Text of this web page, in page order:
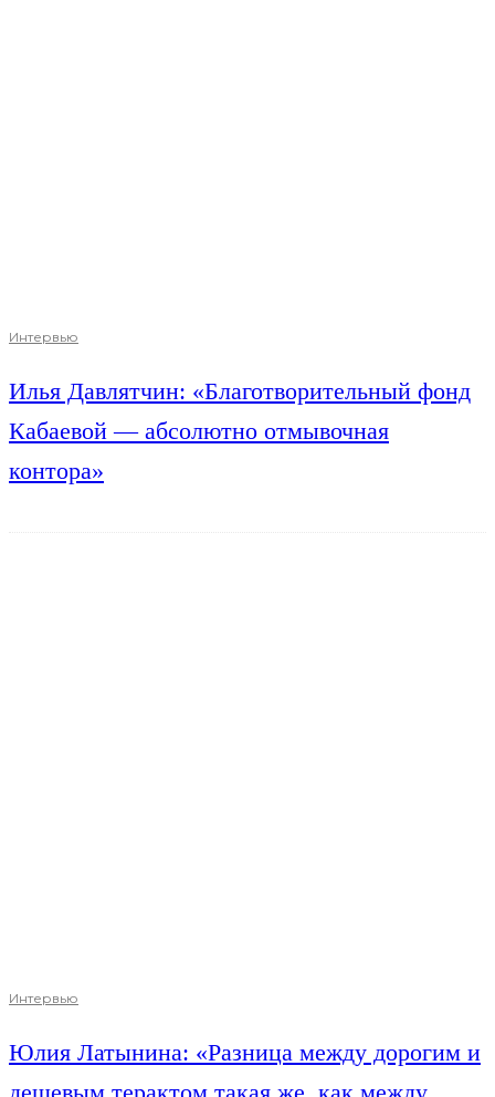
Интервью
Илья Давлятчин: «Благотворительный фонд
Кабаевой — абсолютно отмывочная
контора»
Интервью
Юлия Латынина: «Разница между дорогим и